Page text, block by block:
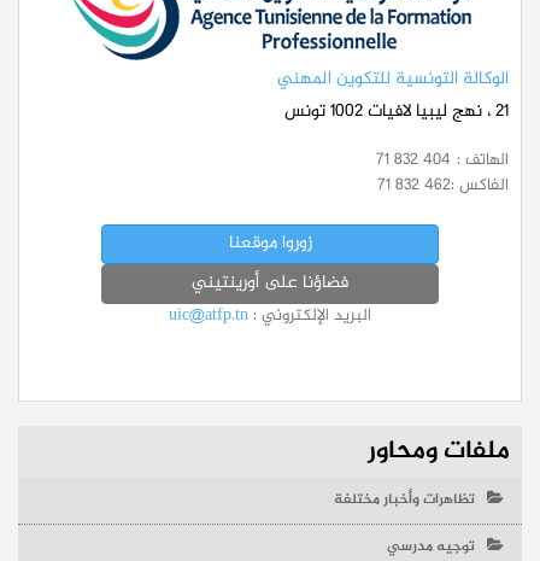
الوكالة التونسية للتكوين المهني
21 ، نهج ليبيا لافيات 1002 تونس
الهاتف : 71 832 404
الفاكس :71 832 462
زوروا موقعنا
فضاؤنا على أورينتيني
البريد الإلكتروني : uic@atfp.tn
ملفات ومحاور
تظاهرات وأخبار مختلفة
توجيه مدرسي